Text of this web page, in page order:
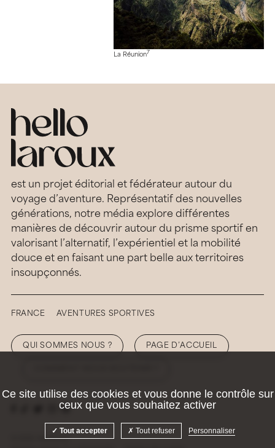
La Réunion7
est un projet éditorial et fédérateur autour du
voyage d’aventure. Représentatif des nouvelles
générations, notre média explore différentes
manières de découvrir autour du prisme sportif en
valorisant l’alternatif, l’expérientiel et la mobilité
douce et en faisant une part belle aux territoires
insoupçonnés.
FRANCE AVENTURES SPORTIVES
QUI SOMMES NOUS ? PAGE D’ACCUEIL
© 2026 Hellolaroux
Ce site utilise des cookies et vous donne le contrôle sur
ceux que vous souhaitez activer
Tout accepter Tout refuser Personnaliser